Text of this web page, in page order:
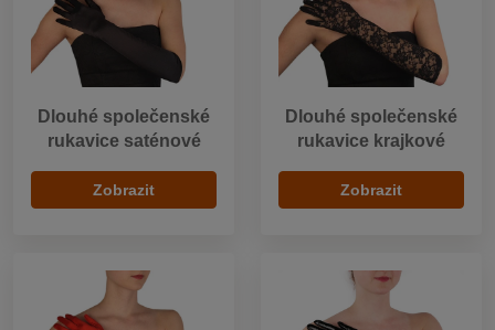
Dlouhé společenské
rukavice saténové
Zobrazit
Dlouhé společenské
rukavice krajkové
Zobrazit